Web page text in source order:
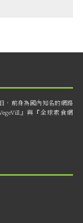
，前身為國內知名的網路
』與『全球素食網